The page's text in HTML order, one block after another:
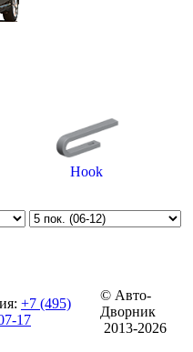
Hook
: +7 (495)
17
© Авто-
Дворник
2013-2026